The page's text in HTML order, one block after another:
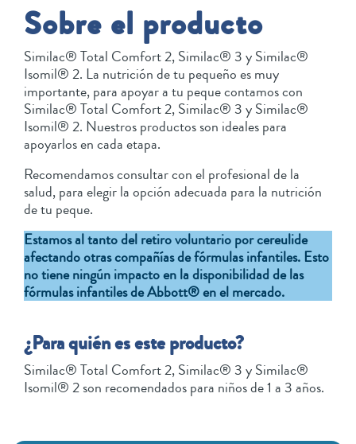
Sobre el producto
Similac® Total Comfort 2, Similac® 3 y Similac®
Isomil® 2. La nutrición de tu pequeño es muy
importante, para apoyar a tu peque contamos con
Similac® Total Comfort 2, Similac® 3 y Similac®
Isomil® 2. Nuestros productos son ideales para
apoyarlos en cada etapa.
Recomendamos consultar con el profesional de la
salud, para elegir la opción adecuada para la nutrición
de tu peque.
Estamos al tanto del retiro voluntario por cereulide
afectando otras compañías de fórmulas infantiles. Esto
no tiene ningún impacto en la disponibilidad de las
fórmulas infantiles de Abbott® en el mercado.
¿Para quién es este producto?
Similac® Total Comfort 2, Similac® 3 y Similac®
Isomil® 2 son recomendados para niños de 1 a 3 años.